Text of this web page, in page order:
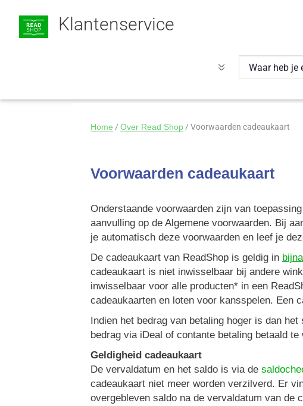
Klantenservice
Home / Over Read Shop / Voorwaarden cadeaukaart
Voorwaarden cadeaukaart
Onderstaande voorwaarden zijn van
aanvulling op de Algemene voorwaarden. Bij
je automatisch deze voorwaarden en leef je
De cadeaukaart van ReadShop is geldig in
cadeaukaart is niet inwisselbaar bij andere
inwisselbaar voor alle producten* in een
cadeaukaarten en loten voor kansspelen. Een
Indien het bedrag van betaling hoger is dan
bedrag via iDeal of contante betaling betaald te
Geldigheid cadeaukaart
De vervaldatum en het saldo is via de
cadeaukaart niet meer worden verzilverd. Er
overgebleven saldo na de vervaldatum van de